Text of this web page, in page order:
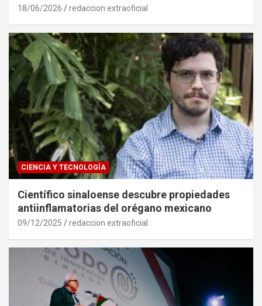
18/06/2026 redaccion extraoficial
CIENCIA Y TECNOLOGÍA
Científico sinaloense descubre propiedades
antiinflamatorias del orégano mexicano
09/12/2025 redaccion extraoficial